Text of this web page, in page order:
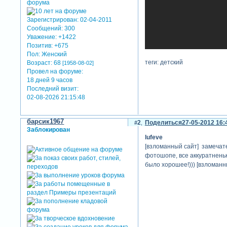
Зарегистрирован: 02-04-2011
Сообщений: 300
Уважение: +1422
Позитив: +675
Пол: Женский
Возраст: 68[1958-08-02]
Провел на форуме:
18 дней 9 часов
Последний визит:
02-08-2026 21:15:48
теги: детский
Поделиться
2 27-05-2012
барсик1967
Заблокирован
lufeve
[взломанный сайт]
фотошопе, все
было хорошее!)))